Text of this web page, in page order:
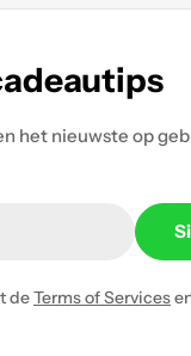
het nieuwste op
deTerms of Services